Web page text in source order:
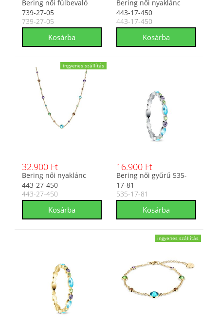
Bering női fülbevaló
739-27-05
739-27-05
Bering női nyaklánc
443-17-450
443-17-450
ingyenes szállítás
32.900 Ft
Bering női nyaklánc
443-27-450
443-27-450
16.900 Ft
Bering női gyűrű 535-
17-81
535-17-81
ingyenes szállítás